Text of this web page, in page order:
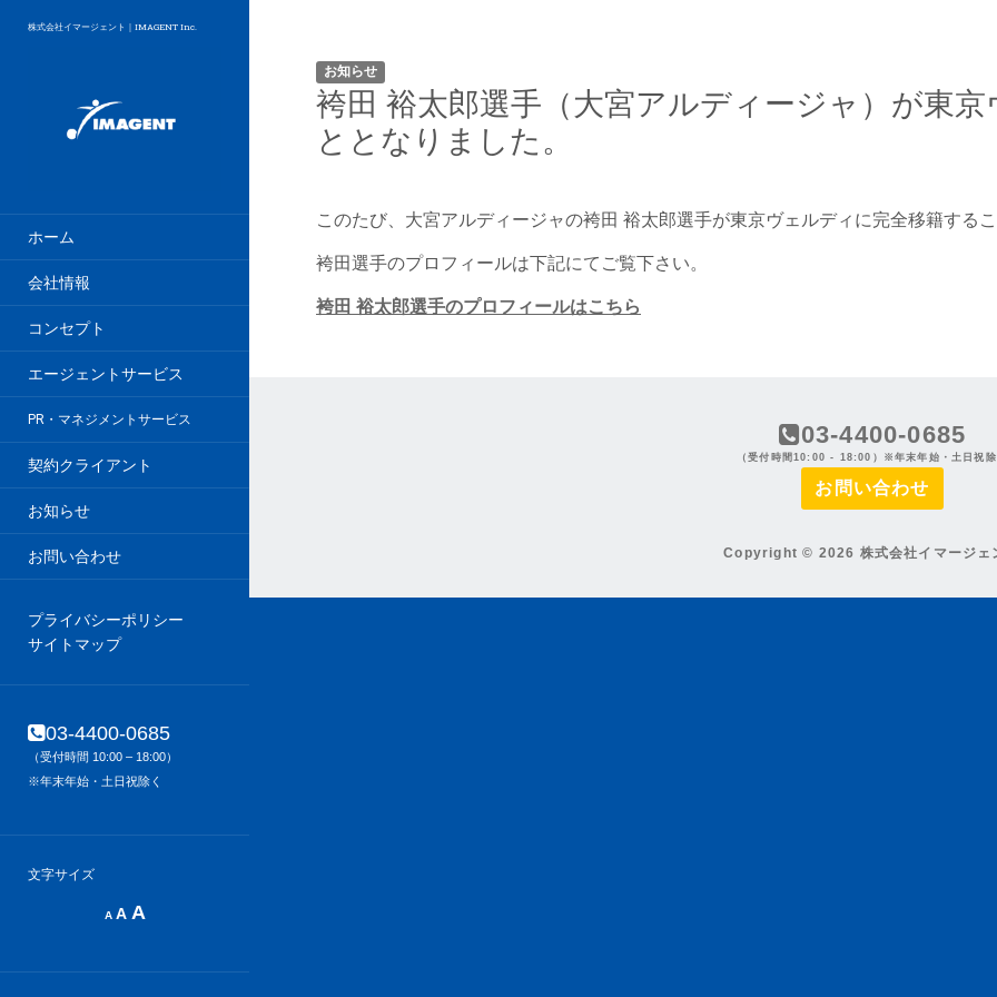
株式会社イマージェント｜IMAGENT Inc.
ホーム
会社情報
コンセプト
エージェントサービス
PR・マネジメントサービス
契約クライアント
お知らせ
お問い合わせ
プライバシーポリシー
サイトマップ
03-4400-0685
（受付時間 10:00 – 18:00）
※年末年始・土日祝除く
文字サイズ
A
Decrease
font
A Reset
AIncrease
size.
お知らせ
袴田 裕太郎選手（大宮アルディージャ）が東
ととなりました。
このたび、大宮アルディージャの袴田 裕太郎選手が東京ヴェルディに完全移籍する
袴田選手のプロフィールは下記にてご覧下さい。
袴田 裕太郎選手のプロフィールはこちら
03-4400-0685
（受付時間10:00 - 18:00）※年末年始・土日祝
お問い合わせ
Copyright © 2026 株式会社イマージェ